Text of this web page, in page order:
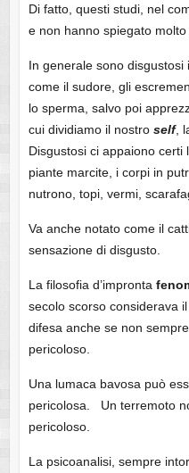
Di fatto, questi studi, nel
e non hanno spiegato
In generale sono
come il sudore, gli
lo sperma, salvo poi
cui dividiamo il nostro self,
Disgustosi ci appaiono
piante marcite, i corpi in
nutrono, topi, vermi,
Va anche notato come il
sensazione di disgusto.
La filosofia d’impronta
secolo scorso considerava
difesa anche se non
pericoloso.
Una lumaca bavosa può
pericolosa. Un terremoto
pericoloso.
La psicoanalisi, sempre